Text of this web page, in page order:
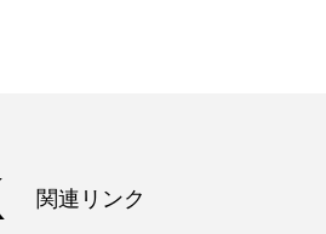
関連リンク